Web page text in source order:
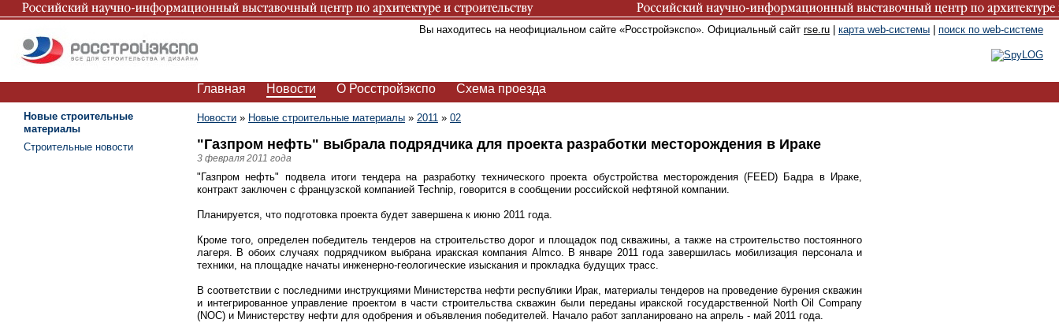
Вы находитесь на неофициальном сайте «Росстройэкспо». Официальный сайт rse.ru карта web-системы поиск по web-системе
Главная Новости О Росстройэкспо Схема проезда
Новости » Новые строительные материалы » 2011 » 02
"Газпром нефть" выбрала подрядчика для проекта разработки месторождения в Ираке
3 февраля 2011 года
"Газпром нефть" подвела итоги тендера на разработку технического проекта обустройства месторождения (FEED) Бадра в Ираке,
контракт заключен с французской компанией Technip, говорится в сообщении российской нефтяной компании.
Планируется, что подготовка проекта будет завершена к июню 2011 года.
Кроме того, определен победитель тендеров на строительство дорог и площадок под скважины, а также на строительство постоянного
лагеря. В обоих случаях подрядчиком выбрана иракская компания Almco. В январе 2011 года завершилась мобилизация персонала и
техники, на площадке начаты инженерно-геологические изыскания и прокладка будущих трасс.
В соответствии с последними инструкциями Министерства нефти республики Ирак, материалы тендеров на проведение бурения скважин
и интегрированное управление проектом в части строительства скважин были переданы иракской государственной North Oil Company
(NOC) и Министерству нефти для одобрения и объявления победителей. Начало работ запланировано на апрель - май 2011 года.
Новые строительные
материалы
Строительные новости